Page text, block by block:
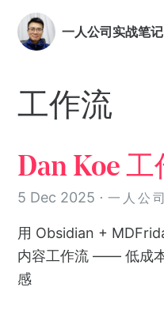
一人公司实战笔记
工作流
Dan Koe 工
5 Dec 2025 ⋅ 一人公
用 Obsidian +
内容工作流 —— 低成
感